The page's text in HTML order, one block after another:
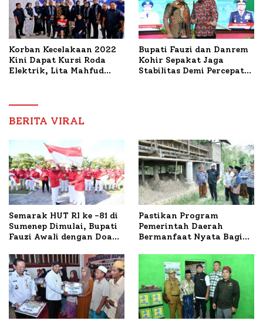
Korban Kecelakaan 2022
Kini Dapat Kursi Roda
Elektrik, Lita Mahfud
Nabil
Bupati Fauzi dan Danrem
Kohir Sepakat Jaga
Stabilitas Demi Percepat
BERITA VIRAL
Semarak HUT RI ke -81 di
Sumenep Dimulai, Bupati
Fauzi Awali dengan Doa
Terbakar
Pastikan Program
Pemerintah Daerah
Bermanfaat Nyata Bagi
Sumenep Tinjau Langsung
Budidaya Lele dan Ayam
Petelur di Desa Bataal
Timur